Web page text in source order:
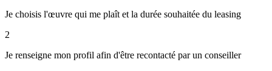
Je choisis l'œuvre qui me plaît et la durée souhaitée du leasing
2
Je renseigne mon profil afin d'être recontacté par un conseiller